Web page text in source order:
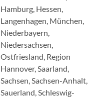
Hamburg, Hessen,
Langenhagen, München,
Niederbayern,
Niedersachsen,
Ostfriesland, Region
Hannover, Saarland,
Sachsen, Sachsen-Anhalt,
Sauerland, Schleswig-